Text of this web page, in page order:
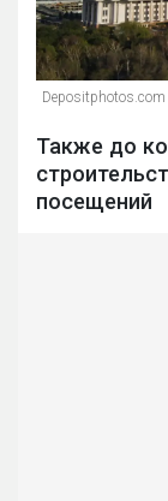
Depositphotos.com
Также до
посещений